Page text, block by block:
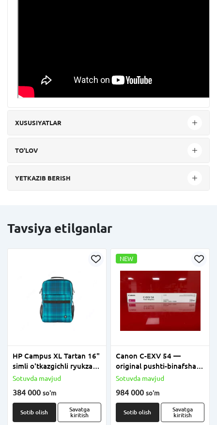
XUSUSIYATLAR
TO'LOV
YETKAZIB BERISH
Tavsiya etilganlar
HP Campus XL Tartan 16"
simli o'tkazgichli ryukzak
(mahsulot raqami
Sotuvda mavjud
384 000 so'm
Sotib olish
Savatga
kiritish
NEW
Canon C-EXV 54 —
original pushti-binafsha
(Magenta) toner-kartridj
Sotuvda mavjud
984 000 so'm
Sotib olish
Savatga
kiritish